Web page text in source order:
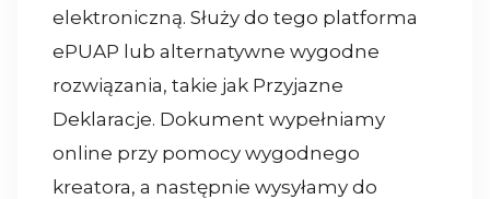
elektroniczną. Służy do tego platforma
ePUAP lub alternatywne wygodne
rozwiązania, takie jak Przyjazne
Deklaracje. Dokument wypełniamy
online przy pomocy wygodnego
kreatora, a następnie wysyłamy do